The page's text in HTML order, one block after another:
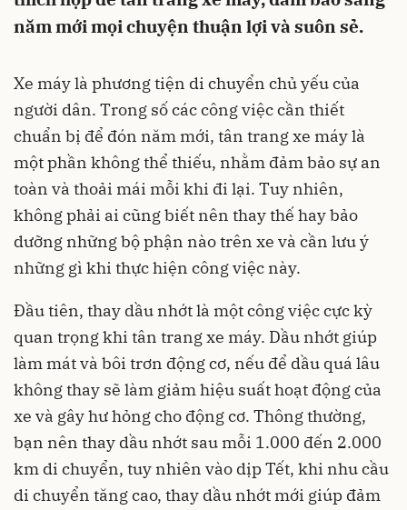
năm mới mọi chuyện thuận lợi và suôn sẻ.
Xe máy là phương tiện di chuyển chủ yếu của
người dân. Trong số các công việc cần thiết
chuẩn bị để đón năm mới, tân trang xe máy là
một phần không thể thiếu, nhằm đảm bảo sự an
toàn và thoải mái mỗi khi đi lại. Tuy nhiên,
không phải ai cũng biết nên thay thế hay bảo
dưỡng những bộ phận nào trên xe và cần lưu ý
những gì khi thực hiện công việc này.
Đầu tiên, thay dầu nhớt là một công việc cực kỳ
quan trọng khi tân trang xe máy. Dầu nhớt giúp
làm mát và bôi trơn động cơ, nếu để dầu quá lâu
không thay sẽ làm giảm hiệu suất hoạt động của
xe và gây hư hỏng cho động cơ. Thông thường,
bạn nên thay dầu nhớt sau mỗi 1.000 đến 2.000
km di chuyển, tuy nhiên vào dịp Tết, khi nhu cầu
di chuyển tăng cao, thay dầu nhớt mới giúp đảm